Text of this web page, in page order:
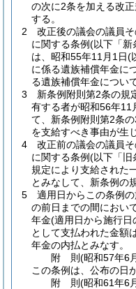
の次に2条を加える改
する。
2
改正後の議会の議員
に関する条例(以下「新
は、昭和55年11月1日(
に係る遺族補償年金に
る遺族補償年金につい
3
新条例附則第2条の規
有する者が昭和56年11
て、新条例附則第2条
を支給すべき事由が生
4
改正前の議会の議員
に関する条例(以下「旧
規定により支給された
とみなして、新条例の
5
適用日からこの条例
の前日までの間におい
年金(適用日から施行日
として支払われた金額
年金の内払とみなす。
附 則(昭和57年6
この条例は、公布の日
附 則(昭和61年6